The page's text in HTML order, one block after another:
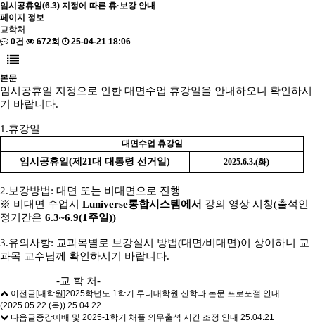
임시공휴일(6.3) 지정에 따른 휴·보강 안내
페이지 정보
교학처
0건
672회 25-04-21 18:06
본문
임시공휴일 지정으로 인한 대면수업 휴강일을 안내하오니 확인하시
기 바랍니다.
1.휴강일
대면수업 휴강일
임시공휴일(제 21대 대통령 선거일) 2025.6.3.(화)
2.보강방법: 대면 또는 비대면으로 진행
※ 비대면 수업시 Luniverse통합시스템에서 강의 영상 시청(출석인
정기간은 6.3~6.9(1 주일))
3.유의사항: 교과목별로 보강실시 방법(대면/비대면)이 상이하니 교
과목 교수님께 확인하시기 바랍니다.
-교 학 처-
이전글[대학원]2025학년도 1학기 루터대학원 신학과 논문 프로포절 안내
(2025.05.22.(목)) 25.04.22
다음글종강예배 및 2025-1학기 채플 의무출석 시간 조정 안내 25.04.21